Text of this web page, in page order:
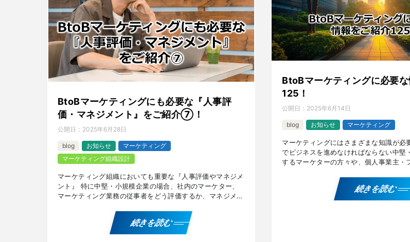
BtoBマーケティングにも必要な『人事評
価・マネジメント』をご紹介⑦！
公開日： 2025年6月28日
blog お知らせ
マーケティング
マーケティング組織設計
マーケティング組織においても重要な『人事評価やマネジメ
ント』 特に中堅・小規模企業の場合、社内のマーケター、
マーケティング業務の従事者をどう評価するか、マネジメン
続きを読む
BtoBマーケティングに必要
125！
公開日： 2025年6月14日
blog お知らせ マーケティング
マーケティングにはさまざまな知識が必
でビジネスを進めなければならない中堅
するマーケターの方々や、個人事業主・
続きを読む